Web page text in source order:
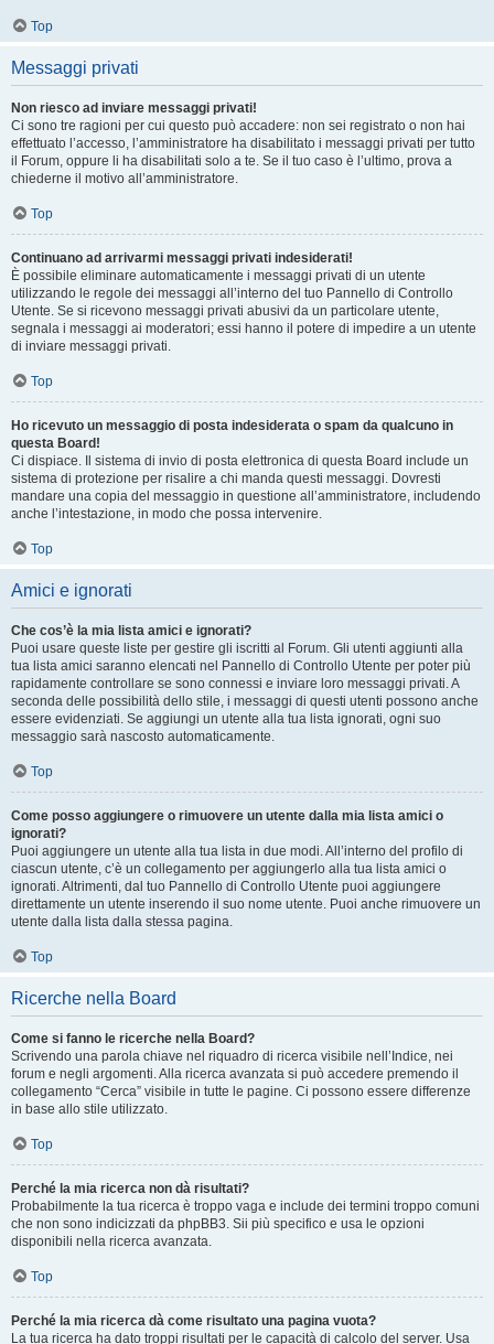
Top
Messaggi privati
Non riesco ad inviare messaggi privati!
Ci sono tre ragioni per cui questo può accadere: non sei registrato o non hai
effettuato l’accesso, l’amministratore ha disabilitato i messaggi privati per tutto
il Forum, oppure li ha disabilitati solo a te. Se il tuo caso è l’ultimo, prova a
chiederne il motivo all’amministratore.
Top
Continuano ad arrivarmi messaggi privati indesiderati!
È possibile eliminare automaticamente i messaggi privati ​​di un utente
utilizzando le regole dei messaggi all’interno del tuo Pannello di Controllo
Utente. Se si ricevono messaggi privati ​​abusivi da un particolare utente,
segnala i messaggi ai moderatori; essi hanno il potere di impedire a un utente
di inviare messaggi privati​​.
Top
Ho ricevuto un messaggio di posta indesiderata o spam da qualcuno in
questa Board!
Ci dispiace. Il sistema di invio di posta elettronica di questa Board include un
sistema di protezione per risalire a chi manda questi messaggi. Dovresti
mandare una copia del messaggio in questione all’amministratore, includendo
anche l’intestazione, in modo che possa intervenire.
Top
Amici e ignorati
Che cos’è la mia lista amici e ignorati?
Puoi usare queste liste per gestire gli iscritti al Forum. Gli utenti aggiunti alla
tua lista amici saranno elencati nel Pannello di Controllo Utente per poter più
rapidamente controllare se sono connessi e inviare loro messaggi privati. A
seconda delle possibilità dello stile, i messaggi di questi utenti possono anche
essere evidenziati. Se aggiungi un utente alla tua lista ignorati, ogni suo
messaggio sarà nascosto automaticamente.
Top
Come posso aggiungere o rimuovere un utente dalla mia lista amici o
ignorati?
Puoi aggiungere un utente alla tua lista in due modi. All’interno del profilo di
ciascun utente, c’è un collegamento per aggiungerlo alla tua lista amici o
ignorati. Altrimenti, dal tuo Pannello di Controllo Utente puoi aggiungere
direttamente un utente inserendo il suo nome utente. Puoi anche rimuovere un
utente dalla lista dalla stessa pagina.
Top
Ricerche nella Board
Come si fanno le ricerche nella Board?
Scrivendo una parola chiave nel riquadro di ricerca visibile nell’Indice, nei
forum e negli argomenti. Alla ricerca avanzata si può accedere premendo il
collegamento “Cerca” visibile in tutte le pagine. Ci possono essere differenze
in base allo stile utilizzato.
Top
Perché la mia ricerca non dà risultati?
Probabilmente la tua ricerca è troppo vaga e include dei termini troppo comuni
che non sono indicizzati da phpBB3. Sii più specifico e usa le opzioni
disponibili nella ricerca avanzata.
Top
Perché la mia ricerca dà come risultato una pagina vuota?
La tua ricerca ha dato troppi risultati per le capacità di calcolo del server. Usa